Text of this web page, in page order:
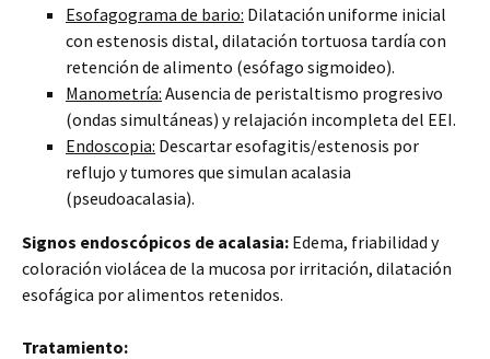
Esofagograma de bario: Dilatación uniforme inicial
con estenosis distal, dilatación tortuosa tardía con
retención de alimento (esófago sigmoideo).
Manometría: Ausencia de peristaltismo progresivo
(ondas simultáneas) y relajación incompleta del EEI.
Endoscopia: Descartar esofagitis/estenosis por
reflujo y tumores que simulan acalasia
(pseudoacalasia).
Signos endoscópicos de acalasia: Edema, friabilidad y
coloración violácea de la mucosa por irritación, dilatación
esofágica por alimentos retenidos.
Tratamiento: